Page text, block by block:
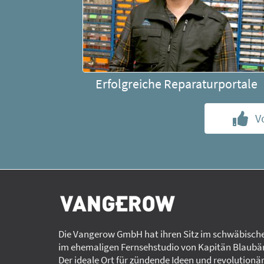
Erfolgreiche Reparaturportale
Die Vangerow GmbH hat ihren Sitz im
im ehemaligen Fernsehstudio von Kapitän
Der ideale Ort für zündende Ideen und